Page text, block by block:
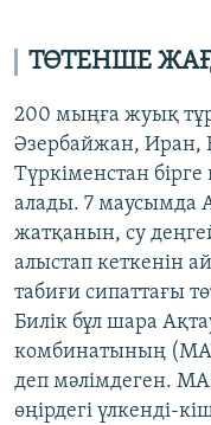
ТӨТЕНШЕ
200 мыңға жуық
Әзербайжан, Иран,
Түркіменстан
алады. 7 маусымда
жатқанын, су
алыстап кеткенін
табиғи сипаттағы
Билік бұл шара
комбинатының
деп мәлімдеген.
өңірдегі үлкенді-